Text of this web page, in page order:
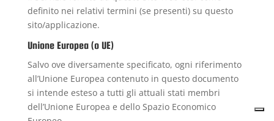
definito nei relativi termini (se presenti) su questo
sito/applicazione.
Unione Europea (o UE)
Salvo ove diversamente specificato, ogni riferimento
all’Unione Europea contenuto in questo documento
si intende esteso a tutti gli attuali stati membri
dell’Unione Europea e dello Spazio Economico